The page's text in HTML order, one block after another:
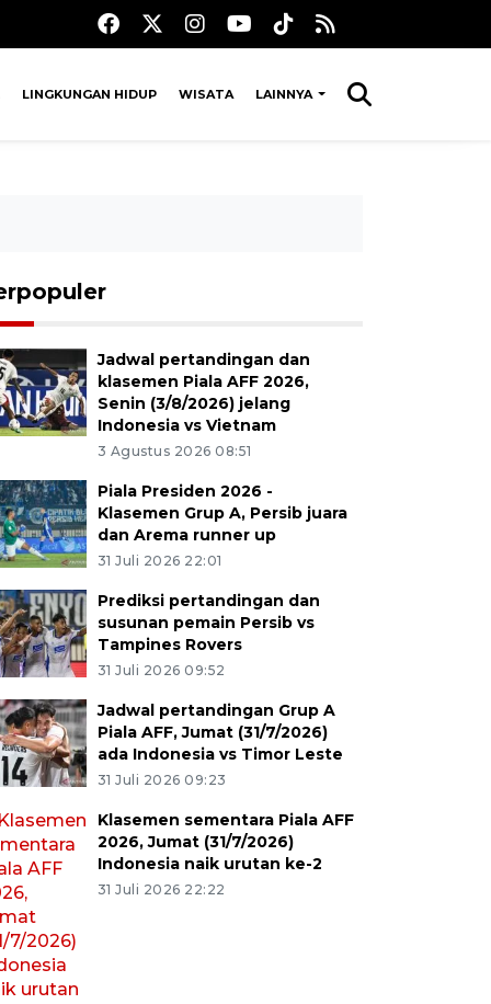
LINGKUNGAN HIDUP WISATA LAINNYA
Jadwal pertandingan dan
klasemen Piala AFF 2026,
Senin (3/8/2026) jelang
Indonesia vs Vietnam
3 Agustus 2026 08:51
Piala Presiden 2026 -
Klasemen Grup A, Persib juara
dan Arema runner up
31 Juli 2026 22:01
Prediksi pertandingan dan
susunan pemain Persib vs
Tampines Rovers
31 Juli 2026 09:52
Jadwal pertandingan Grup A
Piala AFF, Jumat (31/7/2026)
ada Indonesia vs Timor Leste
31 Juli 2026 09:23
Klasemen sementara Piala AFF
2026, Jumat (31/7/2026)
Indonesia naik urutan ke-2
31 Juli 2026 22:22